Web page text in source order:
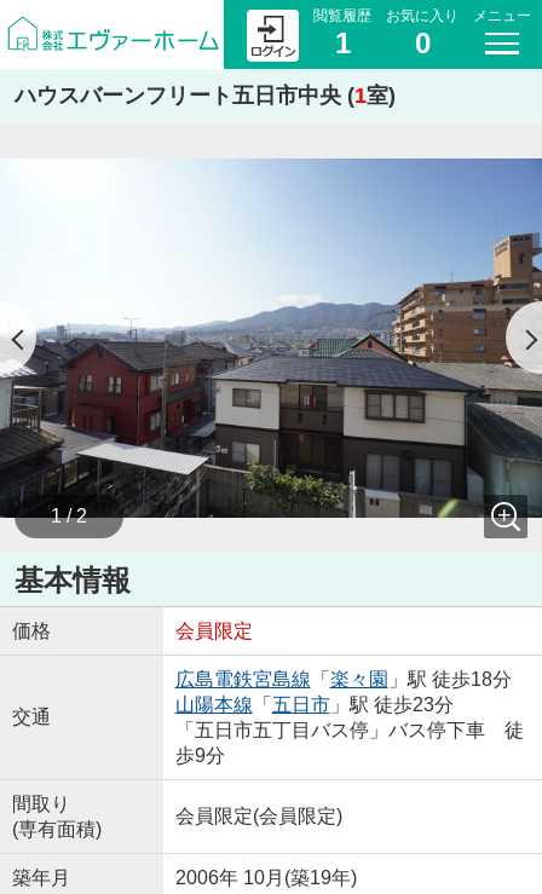
閲覧履歴
1
お気に入り
0
メニュー
ハウスバーンフリート五日市中央 (1室)
1 / 2
基本情報
価格 会員限定
交通
広島電鉄宮島線 「 楽々園 」駅 徒歩18分
山陽本線 「 五日市」駅 徒歩23分
「五日市五丁目バス停」バス停下車 徒
歩9分
間取り
(専有面積)
会員限定(会員限定)
築年月 2006年 10月(築19年)